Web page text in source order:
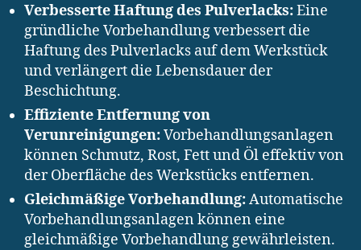
Verbesserte Haftung des Pulverlacks:Eine
gründliche Vorbehandlung verbessert die
Haftung des Pulverlacks auf dem Werkstück
und verlängert die Lebensdauer der
Beschichtung.
Effiziente Entfernung von
Verunreinigungen:Vorbehandlungsanlagen
können Schmutz, Rost, Fett und Öl effektiv von
der Oberfläche des Werkstücks entfernen.
Gleichmäßige Vorbehandlung:Automatische
Vorbehandlungsanlagen können eine
gleichmäßige Vorbehandlung gewährleisten.